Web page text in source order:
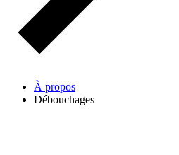
À propos
Débouchages